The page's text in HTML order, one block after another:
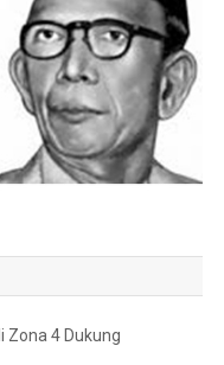
Zona 4 Dukung